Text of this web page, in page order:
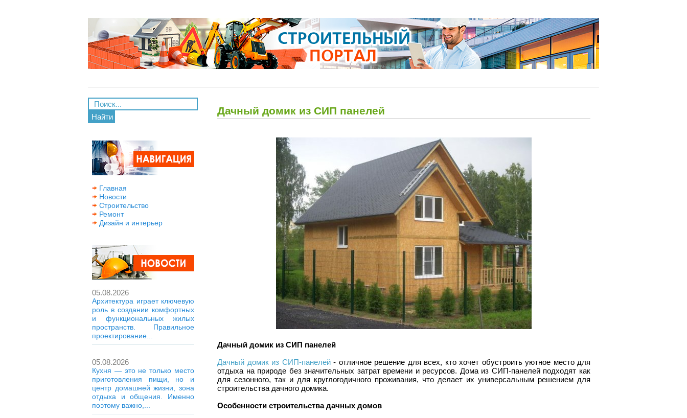
Найти
Главная
Новости
Строительство
Ремонт
Дизайн и интерьер
05.08.2026
Архитектура играет ключевую
роль в создании комфортных
и функциональных жилых
пространств. Правильное
проектирование...
05.08.2026
Кухня — это не только место
приготовления пищи, но и
центр домашней жизни, зона
отдыха и общения. Именно
поэтому важно,...
Дачный домик из СИП панелей
Дачный домик из СИП панелей
Дачный домик из СИП-панелей- отличное решение для всех, кто хочет обустроить уютное место для
отдыха на природе без значительных затрат времени и ресурсов. Дома из СИП-панелей подходят как
для сезонного, так и для круглогодичного проживания, что делает их универсальным решением для
строительства дачного домика.
Особенности строительства дачных домов